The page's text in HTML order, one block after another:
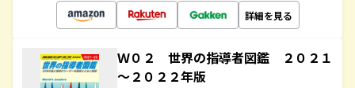
詳細を見る
Ｗ０２ 世界の指導者図鑑 ２０２１
～２０２２年版